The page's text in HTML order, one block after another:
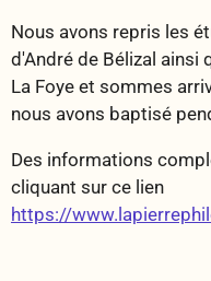
Nous avons repris les
d'André de Bélizal ainsi
La Foye et sommes
nous avons baptisé
Des informations
cliquant sur ce lien
https://